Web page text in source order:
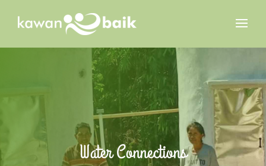
Water Connections